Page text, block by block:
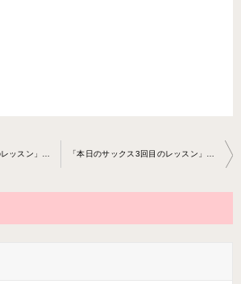
「本日のサックス1回目のレッスン」サックス教室2025-04-19-no0007-78 「本日のサックス3回目のレッスン」サックス教室2025-04-19-no0007-78